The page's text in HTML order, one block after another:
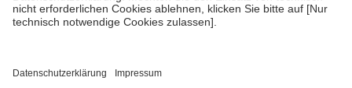
• Harn- und Blutteststreifen
getroffen, um sicherzustellen, dass es sich um echte Bewertungen